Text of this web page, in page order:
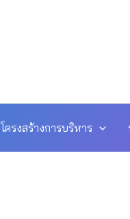
โครงสร้างการบริหาร